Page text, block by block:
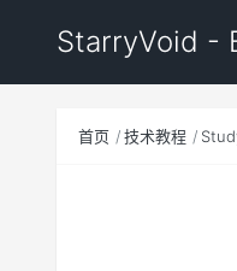
StarryVoid -
首页 技术教程